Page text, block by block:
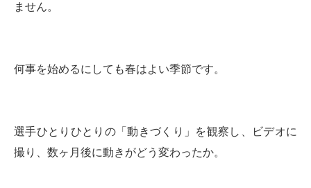
ません。
何事を始めるにしても春はよい季節です。
選手ひとりひとりの「動きづくり」を観察し、ビデオに
撮り、数ヶ月後に動きがどう変わったか。